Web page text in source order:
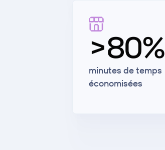
>80%
minutes de temps
économisées